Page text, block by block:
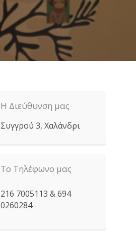
Η Διεύθυνση μας
Συγγρού 3, Χαλάνδρι
Το Τηλέφωνο μας
216 7005113 & 694
0260284